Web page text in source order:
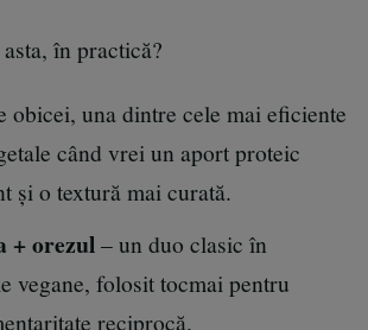
în practică?
obicei, una dintre cele mai eficiente
când vrei un aport proteic
și o textură mai curată.
+ orezul– un duo clasic în
vegane, folosit tocmai pentru
reciprocă.